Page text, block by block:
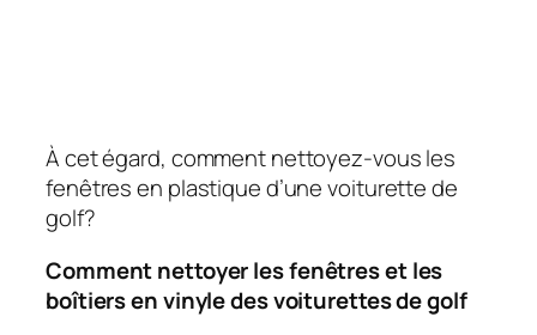
À cet égard, comment nettoyez-vous les
fenêtres en plastique d’une voiturette de
golf?
Comment nettoyer les fenêtres et les
boîtiers en vinyle des voiturettes de golf